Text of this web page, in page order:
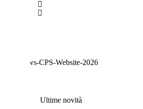
Ultime novità